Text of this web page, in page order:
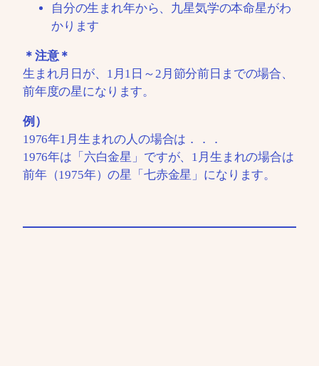
自分の生まれ年から、九星気学の本命星がわ
かります
＊注意＊
生まれ月日が、1月1日～2月節分前日までの場合、
前年度の星になります。
例）
1976年1月生まれの人の場合は．．．
1976年は「六白金星」ですが、1月生まれの場合は
前年（1975年）の星「七赤金星」になります。